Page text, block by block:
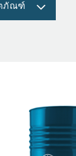
ตภัณฑ์